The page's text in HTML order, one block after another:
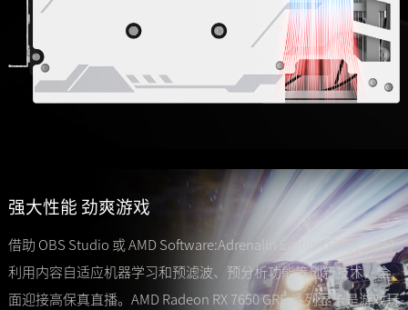
强大性能 劲爽游戏
借助 OBS Studio 或 AMD Software:Adrenalin Edition 应用，充分
利用内容自适应机器学习和预滤波、预分析功能等创新技术，全
面迎接高保真直播。AMD Radeon RX 7650 GRE 系列显卡是游戏玩